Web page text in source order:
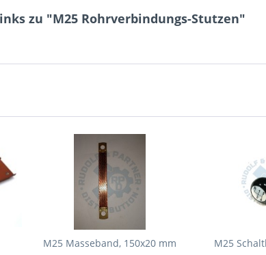
zu "M25 Rohrverbindungs-Stutzen"
M25 Masseband, 150x20 mm M25